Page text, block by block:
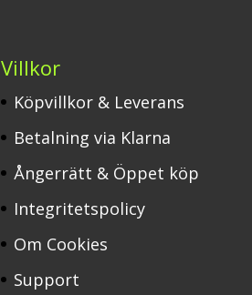
Villkor
Köpvillkor & Leverans
Betalning via Klarna
Ångerrätt & Öppet köp
Integritetspolicy
Om Cookies
Support